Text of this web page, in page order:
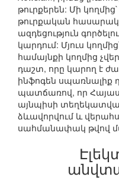
թուրքերեն: Մի
թուրքական
ազդեցություն
կարդում: Մյուս
համայնքի կողմից
դաշտ, որը կարող է
ինֆոգեն սպառնալիք
պատճառով, որ
այնպիսի
ձևավորվում և
սահմանափակ թվով